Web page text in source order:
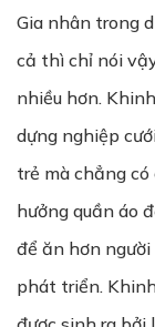
Gia nhân trong
cả thì chỉ nói
nhiều hơn.
dựng nghiệp
trẻ mà chẳng
hưởng quần áo
để ăn hơn
phát triển.